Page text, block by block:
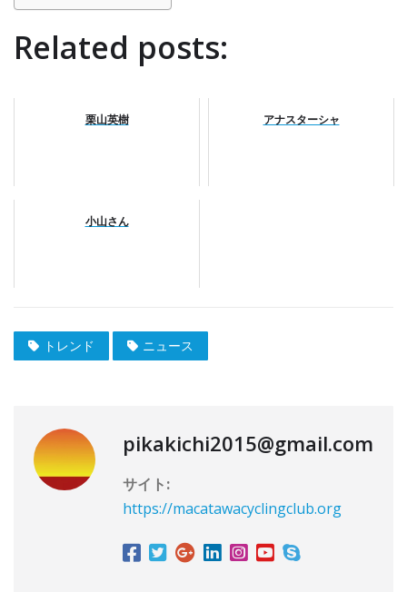
Related posts:
栗山英樹 アナスターシャ
小山さん
トレンド ニュース
pikakichi2015@gmail.com
サイト:
https://macatawacyclingclub.org